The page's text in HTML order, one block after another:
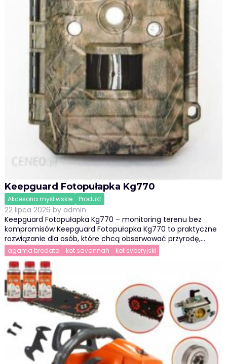
Keepguard Fotopułapka Kg770
Akcesoria myśliwskie Produkt
22 lipca 2026 by admin
Keepguard Fotopułapka Kg770 – monitoring terenu bez
kompromisów Keepguard Fotopułapka Kg770 to praktyczne
rozwiązanie dla osób, które chcą obserwować przyrodę,…
agama brodata kot savannah kot syberyjski